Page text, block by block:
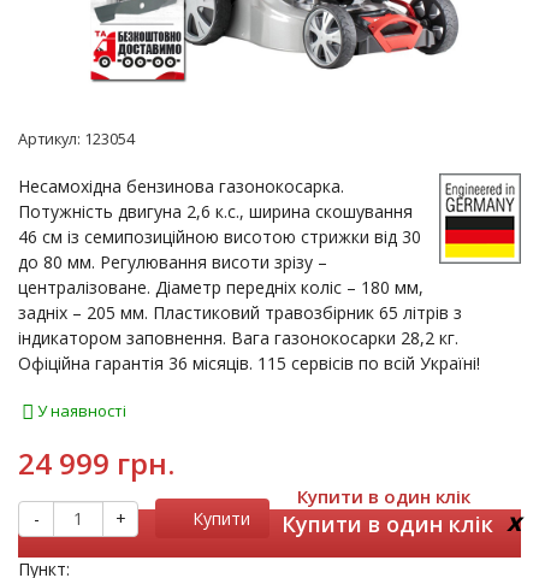
Артикул: 123054
Несамохідна бензинова газонокосарка.
Потужність двигуна 2,6 к.с., ширина скошування
46 см із семипозиційною висотою стрижки від 30
до 80 мм. Регулювання висоти зрізу –
централізоване. Діаметр передніх коліс – 180 мм,
задніх – 205 мм. Пластиковий травозбірник 65 літрів з
індикатором заповнення. Вага газонокосарки 28,2 кг.
Офіційна гарантія 36 місяців. 115 сервісів по всій Україні!
У наявності
24 999 грн.
- + Купити
Купити в один клік
Купити в один клік x
Пункт: